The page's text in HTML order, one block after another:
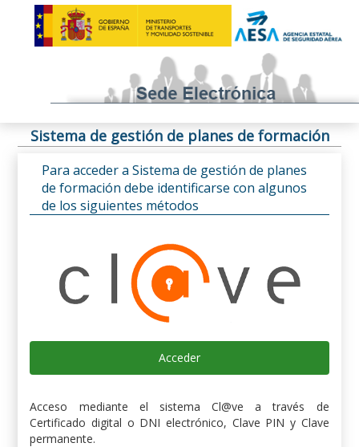
Sistema de gestión de planes de formación
Para acceder a Sistema de gestión de planes
de formación debe identificarse con algunos
de los siguientes métodos
Acceder
Acceso mediante el sistema Cl@ve a través de
Certificado digital o DNI electrónico, Clave PIN y Clave
permanente.